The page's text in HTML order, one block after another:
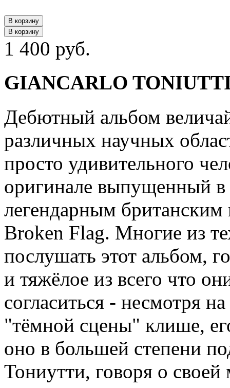
В корзину
В корзину
1 400 руб.
GIANCARLO
Дебютный альбом
различных научных
просто удивительного
оригинале выпущенный в
легендарным
Broken Flag. Многие из
послушать этот альбом,
и тяжёлое из всего что
согласиться - несмотря
"тёмной сцены" клише,
оно в большей степени
Тониутти, говоря о